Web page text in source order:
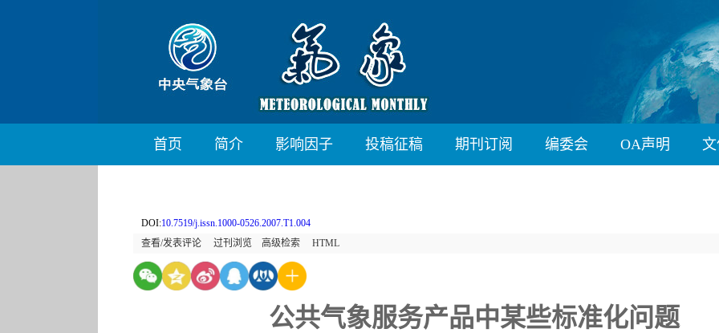
首页 简介 影响因子 投稿征稿 期刊订阅 编委会 OA声明
DOI:10.7519/j.issn.1000-0526.2007.T1.004
查看/发表评论
过刊浏览 高级检索 HTML
公共气象服务产品中某些标准化问题